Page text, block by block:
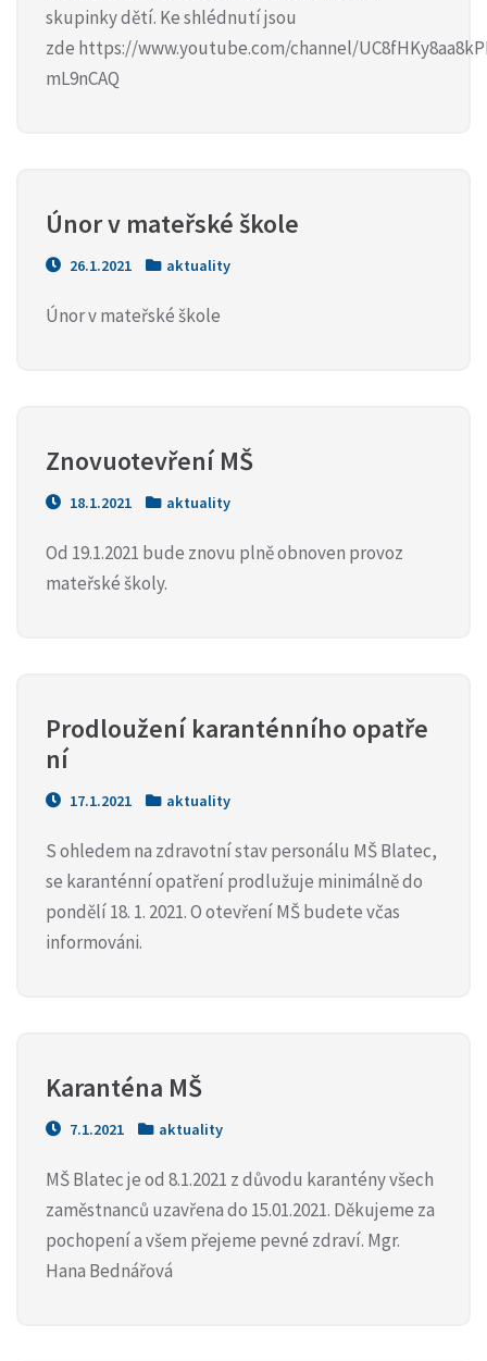
skupinky dětí. Ke shlédnutí jsou
zde https://www.youtube.com/channel/
mL9nCAQ
Únor v mateřské škole
26.1.2021 aktuality
Únor v mateřské škole
Znovuotevření MŠ
18.1.2021 aktuality
Od 19.1.2021 bude znovu plně obnoven provoz
mateřské školy.
Prodloužení karanténního opatře
ní
17.1.2021 aktuality
S ohledem na zdravotní stav personálu MŠ Blatec,
se karanténní opatření prodlužuje minimálně do
pondělí 18. 1. 2021. O otevření MŠ budete včas
informováni.
Karanténa MŠ
7.1.2021 aktuality
MŠ Blatec je od 8.1.2021 z důvodu karantény všech
zaměstnanců uzavřena do 15.01.2021. Děkujeme za
pochopení a všem přejeme pevné zdraví. Mgr.
Hana Bednářová